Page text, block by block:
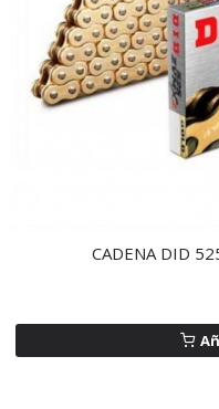
CADENA DID